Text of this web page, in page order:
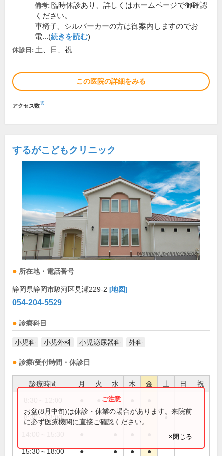
備考: 臨時休診あり、詳しくはホームページで御確認
ください。
車椅子、シルバーカーの方は御案内しますのでお
電...(続きを読む)
休診日: 土、日、祝
この医院の詳細をみる
アクセス数※
するがこどもクリニック
所在地・電話番号
静岡県静岡市駿河区見瀬229-2 [地図]
054-204-5529
診療科目
小児科 小児外科 小児泌尿器科 外科
診療/受付時間・休診日
診療時間 月 火 水 木 金 土 日 祝
●
8:30～13:00 ●
15:30～18:00 ● ● ● ●
お盆(8月中旬)は休診・休業の場合があります。来院前
に必ず医療機関に直接ご確認ください。
×閉じる